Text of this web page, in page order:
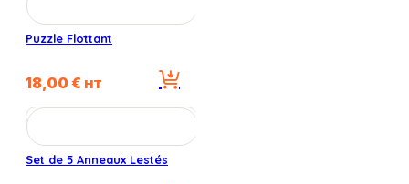
plusieurs
variations.
peuvent
être
choisies
sur
Puzzle Flottant
18,00€ HT
Set de 5 Anneaux Lestés